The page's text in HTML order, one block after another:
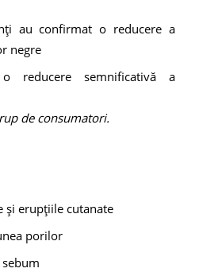
au confirmat o reducere a
negre
reducere semnificativă a
de consumatori.
și erupțiile cutanate
porilor